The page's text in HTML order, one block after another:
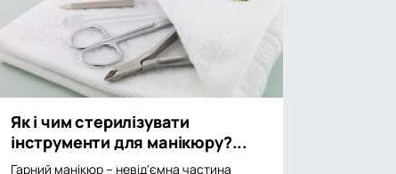
Як і чим стерилізувати
інструменти для манікюру?...
Гарний манікюр – невід'ємна частина